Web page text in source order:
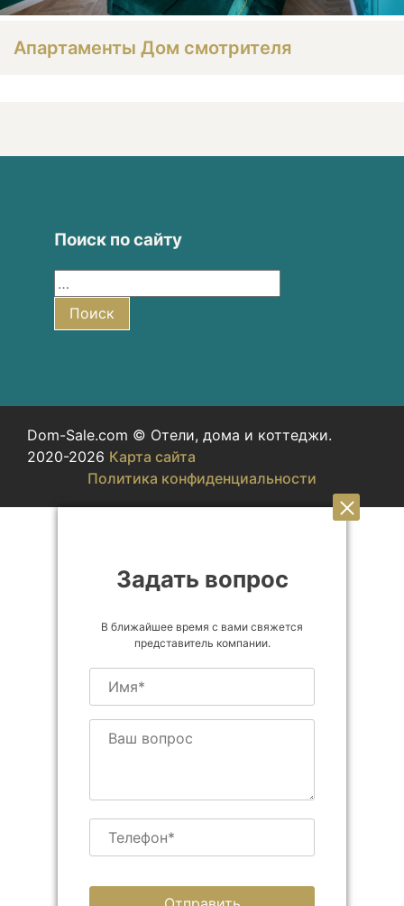
Апартаменты Дом смотрителя
Поиск по сайту
Поиск
Dom-Sale.com © Отели, дома и коттеджи.
2020-2026 Карта сайта
Политика конфиденциальности
Задать вопрос
В ближайшее время с вами свяжется
представитель компании.